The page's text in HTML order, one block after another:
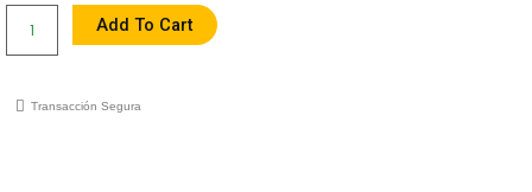
Add To Cart
Transacción Segura